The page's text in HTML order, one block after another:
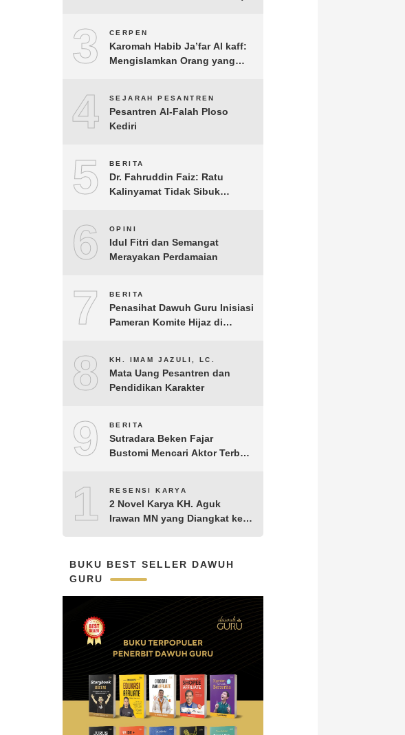
3 CERPEN
Karomah Habib Ja’far Al kaff:
Mengislamkan Orang yang
4 SEJARAH PESANTREN
Pesantren Al-Falah Ploso
Kediri
5 BERITA
Dr. Fahruddin Faiz: Ratu
Kalinyamat Tidak Sibuk
Perekonomian Rakyatnya
6 OPINI
Idul Fitri dan Semangat
Merayakan Perdamaian
7 BERITA
Penasihat Dawuh Guru Inisiasi
Pameran Komite Hijaz di
8 KH. IMAM JAZULI, LC.
Mata Uang Pesantren dan
Pendidikan Karakter
9 BERITA
Sutradara Beken Fajar
Bustomi Mencari Aktor Terbaik
KH. Hasyim Asy’ari karya KH.
Aguk Irawan MN
10RESENSI KARYA
2 Novel Karya KH. Aguk
Irawan MN yang Diangkat ke
BUKU BEST SELLER DAWUH
GURU